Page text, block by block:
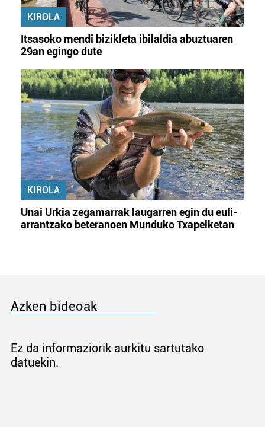
KIROLA
Itsasoko mendi bizikleta ibilaldia abuztuaren
29an egingo dute
KIROLA
Unai Urkia zegamarrak laugarren egin du euli-
arrantzako beteranoen Munduko Txapelketan
Azken bideoak
Ez da informaziorik aurkitu sartutako
datuekin.